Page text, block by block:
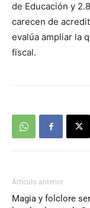
de Educación y
carecen de
evalúa ampliar la
fiscal.
Artículo anterior
Magia y folclore